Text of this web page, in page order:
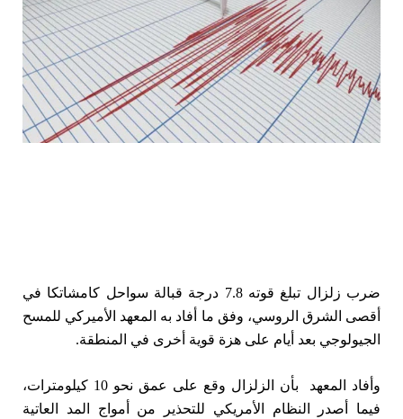
ضرب
زلزال تبلغ قوته 7.8 درجة قبالة سواحل كامشاتكا في
أقصى الشرق الروسي، وفق ما أفاد به المعهد الأميركي للمسح
الجيولوجي بعد أيام على هزة قوية أخرى في المنطقة.
وأفاد المعهد بأن الزلزال وقع على عمق نحو 10 كيلومترات،
فيما أصدر النظام الأمريكي للتحذير من أمواج المد العاتية